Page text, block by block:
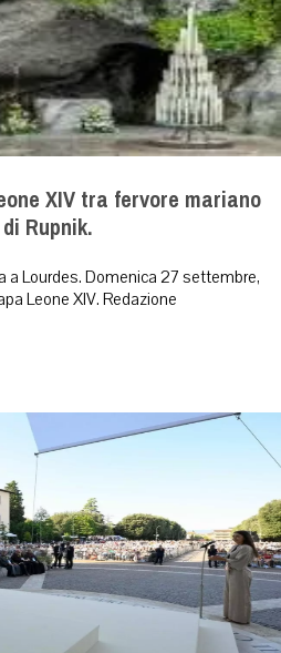
XIV tra fervore mariano
Rupnik.
a Lourdes. Domenica 27 settembre,
Leone XIV. Redazione